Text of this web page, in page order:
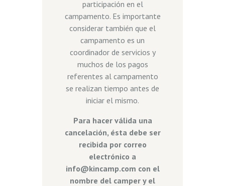
participación en el
campamento. Es importante
considerar también que el
campamento es un
coordinador de servicios y
muchos de los pagos
referentes al campamento
se realizan tiempo antes de
iniciar el mismo.
Para hacer válida una
cancelación, ésta debe ser
recibida por correo
electrónico a
info@kincamp.com con el
nombre del camper y el